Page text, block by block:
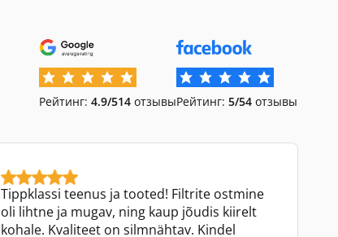
Рейтинг: 4.9/514 отзывыРейтинг: 5/54 отзывы
Tippklassi teenus ja tooted! Filtrite ostmine
oli lihtne ja mugav, ning kaup jõudis kiirelt
kohale. Kvaliteet on silmnähtav. Kindel